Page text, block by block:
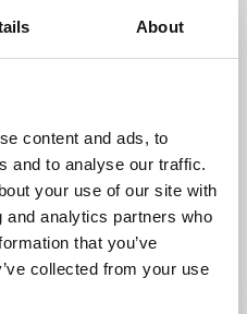
About
content and ads, to
and to analyse our traffic.
your use of our site with
analytics partners who
that you’ve
collected from your use